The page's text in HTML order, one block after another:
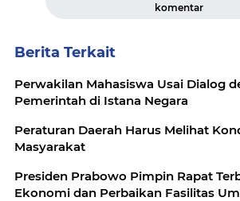
komentar
Berita Terkait
Perwakilan Mahasiswa Usai Dialog
Pemerintah di Istana Negara
Peraturan Daerah Harus Melihat
Masyarakat
Presiden Prabowo Pimpin Rapat
Ekonomi dan Perbaikan Fasilitas